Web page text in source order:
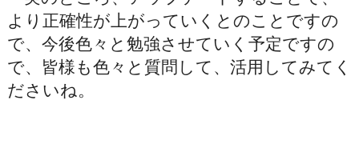
より正確性が上がっていくとのことですの
で、今後色々と勉強させていく予定ですの
で、皆様も色々と質問して、活用してみてく
ださいね。